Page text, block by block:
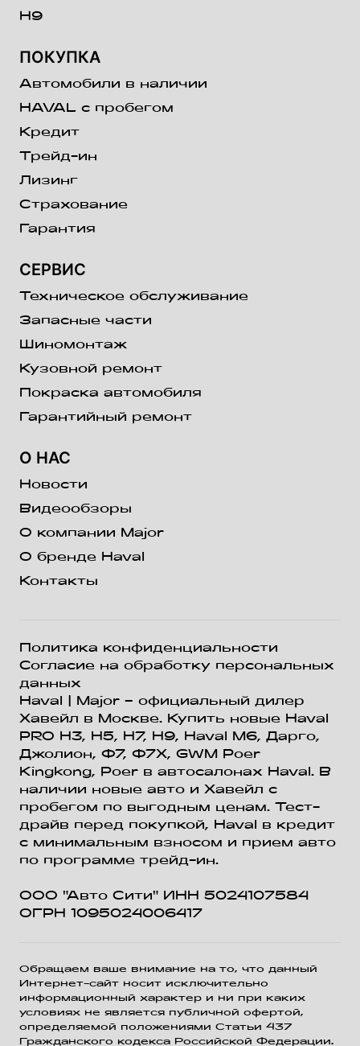
H9
ПОКУПКА
Автомобили в наличии
HAVAL с пробегом
Кредит
Трейд-ин
Лизинг
Страхование
Гарантия
СЕРВИС
Техническое обслуживание
Запасные части
Шиномонтаж
Кузовной ремонт
Покраска автомобиля
Гарантийный ремонт
О НАС
Новости
Видеообзоры
О компании Major
О бренде Haval
Контакты
Политика конфиденциальности
Согласие на обработку персональных
данных
Haval
| Major – официальный дилер
Хавейл в Москве. Купить новые Haval
PRO H3, Н5, H7, Н9, Haval М6, Дарго,
Джолион, Ф7, Ф7Х, GWM Poer
Kingkong, Poer в автосалонах Haval. В
наличии новые авто и Хавейл с
пробегом по выгодным ценам. Тест-
драйв перед покупкой, Haval в кредит
с минимальным взносом и прием авто
по программе трейд-ин.
ООО "Авто Сити" ИНН 5024107584
ОГРН 1095024006417
Обращаем ваше внимание на то, что данный
Интернет-сайт носит исключительно
информационный характер и ни при каких
условиях не является публичной офертой,
определяемой положениями Статьи 437
Гражданского кодекса Российской Федерации.